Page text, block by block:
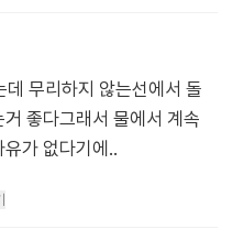
무리하지 않는선에서 돌
좋다그래서 물에서 계속
가 없다기에..